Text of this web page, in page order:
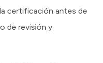
certificación antes de
de revisión y